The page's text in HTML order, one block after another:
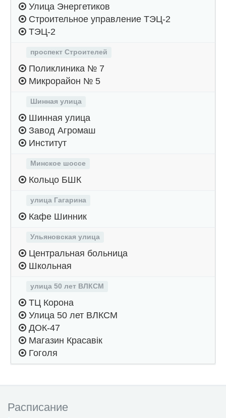
Улица Энергетиков
Строительное управление ТЭЦ-2
ТЭЦ-2
проспект Строителей
Поликлиника № 7
Микрорайон № 5
Шинная улица
Шинная улица
Завод Агромаш
Институт
Минское шоссе
Кольцо БШК
улица Гагарина
Кафе Шинник
Ульяновская улица
Центральная больница
Школьная
улица 50 лет ВЛКСМ
ТЦ Корона
Улица 50 лет ВЛКСМ
ДОК-47
Магазин Красавiк
Гоголя
Расписание